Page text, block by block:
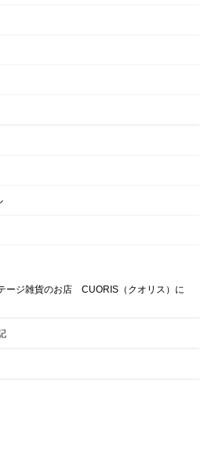
ージ雑貨のお店 CUORIS（クオリス）に